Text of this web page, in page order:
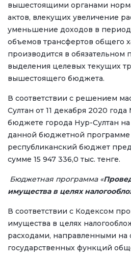
вышестоящими органами
актов, влекущих увеличение
уменьшение доходов в период
объемов трансфертов общего
производится в обязательном
выделения целевых текущих
вышестоящего бюджета.
В соответствии с решением
Султан от 11 декабря 2020
бюджете города Нур-Султан на
данной бюджетной программе
республиканский бюджет
сумме 15 947 336,0 тыс. тенге.
Бюджетная программа «
имущества в целях
В соответствии с Кодексом
имущества в целях
расходами, направленными на
государственных функций